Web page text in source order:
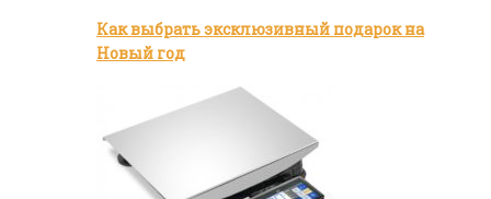
Как выбрать эксклюзивный подарок на
Новый год